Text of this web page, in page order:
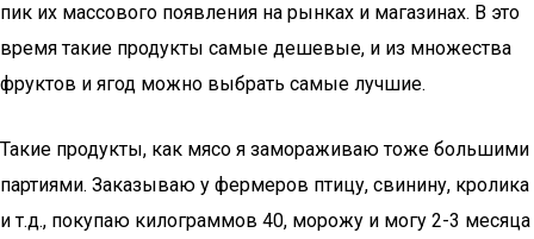
пик их массового появления на рынках и магазинах. В это
время такие продукты самые дешевые, и из множества
фруктов и ягод можно выбрать самые лучшие.
Такие продукты, как мясо я замораживаю тоже большими
партиями. Заказываю у фермеров птицу, свинину, кролика
и т.д., покупаю килограммов 40, морожу и могу 2-3 месяца